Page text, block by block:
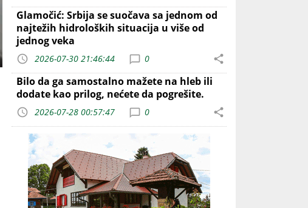
Glamočić: Srbija se suočava sa jednom od
najtežih hidroloških situacija u više od
jednog veka
2026-07-30 21:46:44 0
Bilo da ga samostalno mažete na hleb ili
dodate kao prilog, nećete da pogrešite.
2026-07-28 00:57:47 0